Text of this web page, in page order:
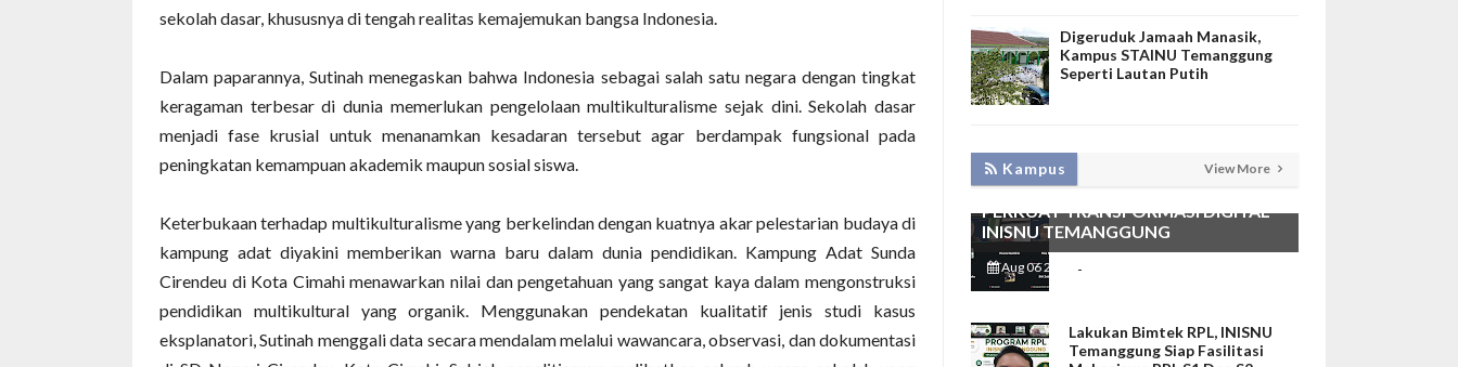
sekolah dasar, khususnya di tengah realitas kemajemukan bangsa Indonesia.
‎Dalam paparannya, Sutinah menegaskan bahwa Indonesia sebagai salah satu negara dengan tingkat
keragaman terbesar di dunia memerlukan pengelolaan multikulturalisme sejak dini. Sekolah dasar
menjadi fase krusial untuk menanamkan kesadaran tersebut agar berdampak fungsional pada
peningkatan kemampuan akademik maupun sosial siswa.
‎Keterbukaan terhadap multikulturalisme yang berkelindan dengan kuatnya akar pelestarian budaya di
kampung adat diyakini memberikan warna baru dalam dunia pendidikan. Kampung Adat Sunda
Cirendeu di Kota Cimahi menawarkan nilai dan pengetahuan yang sangat kaya dalam mengonstruksi
pendidikan multikultural yang organik. Menggunakan pendekatan kualitatif jenis studi kasus
eksplanatori, Sutinah menggali data secara mendalam melalui wawancara, observasi, dan dokumentasi
Digeruduk Jamaah Manasik,
Kampus STAINU Temanggung
Seperti Lautan Putih
Kampus View More
KEMBANGKAN SIM LAYANAN,
HADIRKAN TIM SEVIMA UNTUK
PERKUAT TRANSFORMASI DIGITAL
INISNU TEMANGGUNG
Aug 06 2026 -
Lakukan Bimtek RPL, INISNU
Temanggung Siap Fasilitasi